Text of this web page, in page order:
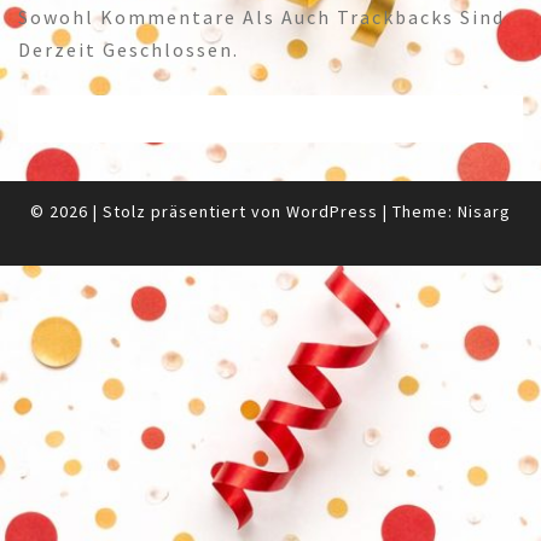
Sowohl Kommentare Als Auch Trackbacks Sind
Derzeit Geschlossen.
© 2026 | Stolz präsentiert von WordPress | Theme: Nisarg